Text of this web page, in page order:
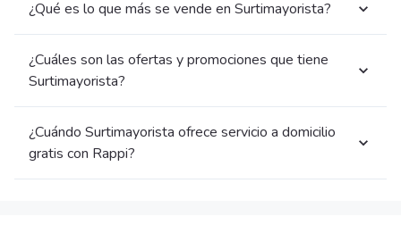
¿Qué es lo que más se vende en Surtimayorista?
¿Cuáles son las ofertas y promociones que tiene
Surtimayorista?
¿Cuándo Surtimayorista ofrece servicio a domicilio
gratis con Rappi?